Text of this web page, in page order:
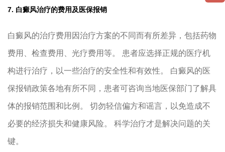
7. 白癜风治疗的费用及医保报销
白癜风的治疗费用因治疗方案的不同而有所差异，包括药物
费用、检查费用、光疗费用等。 患者应选择正规的医疗机
构进行治疗，以一些治疗的安全性和有效性。 白癜风的医
保报销政策各地有所不同，患者可咨询当地医保部门了解具
体的报销范围和比例。 切勿轻信偏方和谣言，以免造成不
必要的经济损失和健康风险。 科学治疗才是解决问题的关
键。